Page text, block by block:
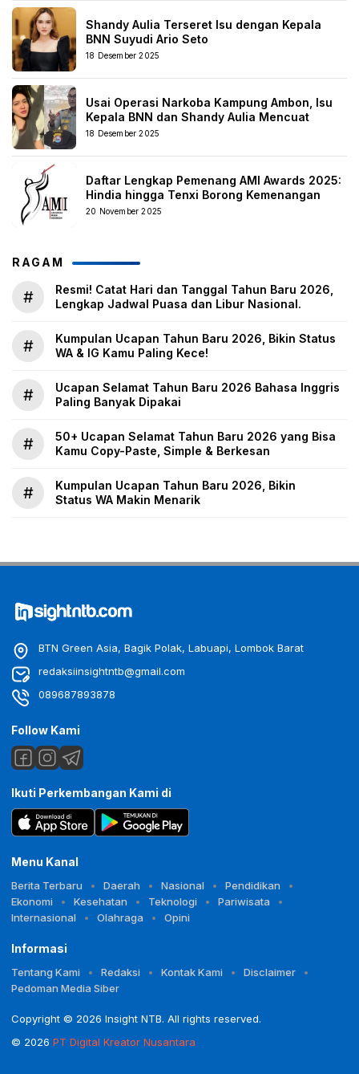
Shandy Aulia Terseret Isu dengan Kepala
BNN Suyudi Ario Seto
18 Desember 2025
Usai Operasi Narkoba Kampung Ambon, Isu
Kepala BNN dan Shandy Aulia Mencuat
18 Desember 2025
Daftar Lengkap Pemenang AMI Awards 2025:
Hindia hingga Tenxi Borong Kemenangan
20 November 2025
RAGAM
#
Resmi! Catat Hari dan Tanggal Tahun Baru 2026,
Lengkap Jadwal Puasa dan Libur Nasional.
#
Kumpulan Ucapan Tahun Baru 2026, Bikin Status
WA & IG Kamu Paling Kece!
#
Ucapan Selamat Tahun Baru 2026 Bahasa Inggris
Paling Banyak Dipakai
#
50+ Ucapan Selamat Tahun Baru 2026 yang Bisa
Kamu Copy-Paste, Simple & Berkesan
#
Kumpulan Ucapan Tahun Baru 2026, Bikin
Status WA Makin Menarik
BTN Green Asia, Bagik Polak, Labuapi, Lombok Barat
redaksiinsightntb@gmail.com
089687893878
Follow Kami
Ikuti Perkembangan Kami di
Menu Kanal
Berita Terbaru Daerah Nasional
Pendidikan
Ekonomi
Kesehatan Teknologi
Pariwisata
Internasional
Olahraga Opini
Informasi
Tentang Kami Redaksi Kontak Kami
Disclaimer
Pedoman Media Siber
Copyright © 2026 Insight NTB. All rights reserved.
© 2026 PT Digital Kreator Nusantara